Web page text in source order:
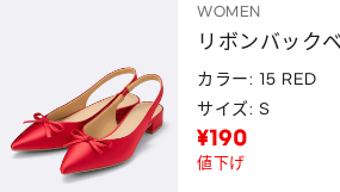
WOMEN
リボンバック
カラー: 15 RED
サイズ: S
¥190
値下げ